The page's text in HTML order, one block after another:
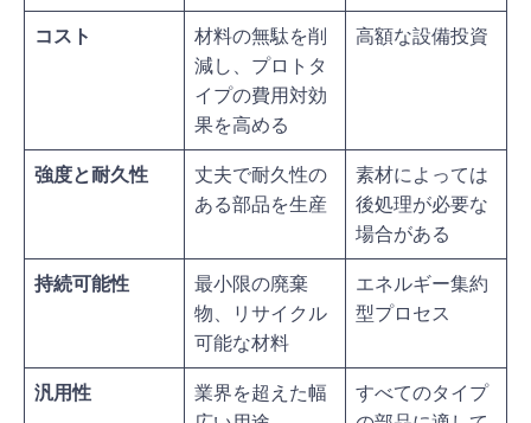
コスト
材料の無駄を削
減し、プロトタ
イプの費用対効
果を高める
高額な設備投資
強度と耐久性
丈夫で耐久性の
ある部品を生産
素材によっては
後処理が必要な
場合がある
持続可能性
最小限の廃棄
物、リサイクル
可能な材料
エネルギー集約
型プロセス
汎用性
業界を超えた幅
すべてのタイプ